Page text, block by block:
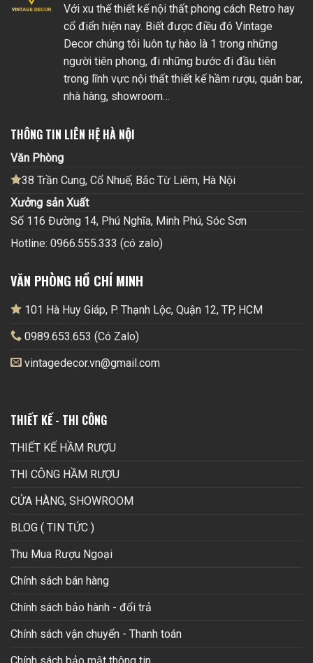
Với xu thế thiết kế nội thất phong cách Retro hay
cổ điển hiện nay. Biết được điều đó Vintage
Decor chúng tôi luôn tự hào là 1 trong những
người tiên phong, đi những bước đi đầu tiên
trong lĩnh vực nội thất thiết kế hầm rượu, quán bar,
nhà hàng, showroom…
THÔNG TIN LIÊN HỆ HÀ NỘI
Văn Phòng
38 Trần Cung, Cổ Nhuế, Bắc Từ Liêm, Hà Nội
Xưởng sản Xuất
Số 116 Đường 14, Phú Nghĩa, Minh Phú, Sóc Sơn
Hotline: 0966.555.333 (có zalo)
VĂN PHÒNG HỒ CHÍ MINH
101 Hà Huy Giáp, P. Thạnh Lộc, Quận 12, TP, HCM
0989.653.653 (Có Zalo)
vintagedecor.vn@gmail.com
THIẾT KẾ - THI CÔNG
THIẾT KẾ HẦM RƯỢU
THI CÔNG HẦM RƯỢU
CỬA HÀNG, SHOWROOM
BLOG ( TIN TỨC )
Thu Mua Rượu Ngoại
Chính sách bán hàng
Chính sách bảo hành - đổi trả
Chính sách vận chuyển - Thanh toán